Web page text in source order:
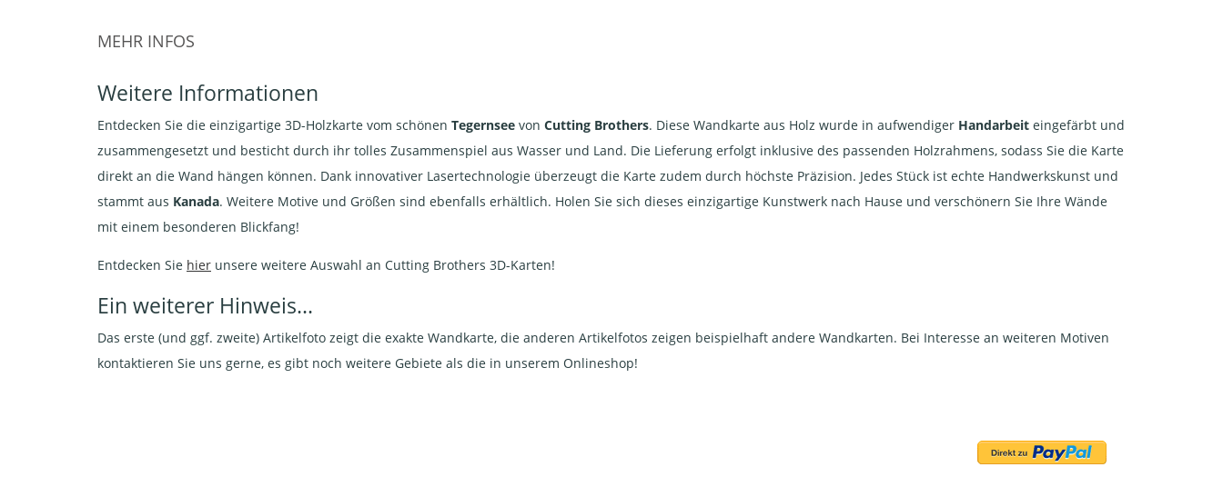
MEHR INFOS
Weitere Informationen
Entdecken Sie die einzigartige 3D-Holzkarte vom schönen Tegernsee von Cutting Brothers. Diese Wandkarte aus Holz wurde in aufwendiger Handarbeit eingefärbt und
zusammengesetzt und besticht durch ihr tolles Zusammenspiel aus Wasser und Land. Die Lieferung erfolgt inklusive des passenden Holzrahmens, sodass Sie die Karte
direkt an die Wand hängen können. Dank innovativer Lasertechnologie überzeugt die Karte zudem durch höchste Präzision. Jedes Stück ist echte Handwerkskunst und
stammt aus Kanada. Weitere Motive und Größen sind ebenfalls erhältlich. Holen Sie sich dieses einzigartige Kunstwerk nach Hause und verschönern Sie Ihre Wände
mit einem besonderen Blickfang!
Entdecken Sie hier unsere weitere Auswahl an Cutting Brothers 3D-Karten!
Ein weiterer Hinweis...
Das erste (und ggf. zweite) Artikelfoto zeigt die exakte Wandkarte, die anderen Artikelfotos zeigen beispielhaft andere Wandkarten. Bei Interesse an weiteren Motiven
kontaktieren Sie uns gerne, es gibt noch weitere Gebiete als die in unserem Onlineshop!